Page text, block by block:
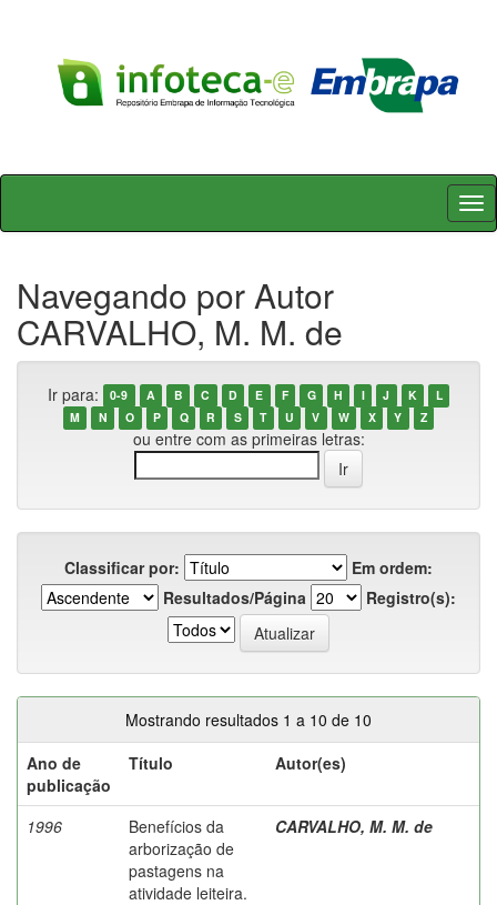
Skip
Navegando por Autor
CARVALHO, M. M. de
Ir para: 0-9 A B C D E F G H I J K
L
M
N O P Q R S T U V W X Y Z
ou entre com as primeiras letras:
Classificar por:
Em ordem:
Resultados/Página
Registro(s):
Mostrando resultados 1 a 10 de 10
Ano de
publicação
Título Autor(es)
1996
Benefícios da
arborização de
pastagens na
atividade leiteira.
CARVALHO, M. M. de